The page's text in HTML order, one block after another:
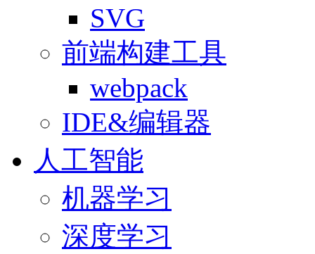
SVG
前端构建工具
webpack
IDE&编辑器
人工智能
机器学习
深度学习